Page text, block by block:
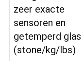
zeer exacte
sensoren en
getemperd glas
(stone/kg/lbs)